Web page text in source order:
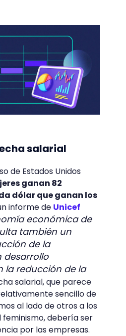
salarial
de Estados Unidos
ganan 82
dólar que ganan los
informe de Unicef
económica de
también un
de la
desarrollo
la reducción de la
salarial, que parece
sencillo de
al lado de otros a los
debería ser
por las empresas.